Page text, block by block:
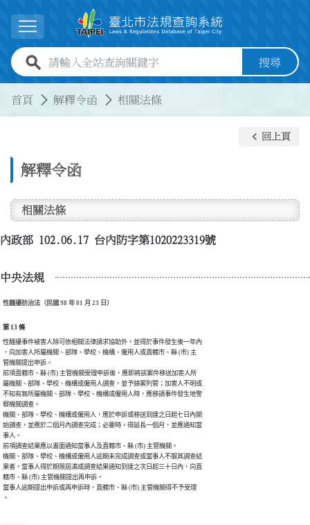
展開選單
全站查詢關鍵字欄位 搜尋
首頁 解釋令函 相關法條
解釋令函
keyboard_arrow_left 回上頁
相關法條
內政部 102.06.17 台內防字第1020223319號
中央法規
性騷擾防治法（民國 98 年 01 月 23 日）
第 13 條
性騷擾事件被害人除可依相關法律請求協助外，並得於事件發生後一年內
，向加害人所屬機關、部隊、學校、機構、僱用人或直轄市、縣 (市) 主
管機關提出申訴。
前項直轄市、縣 (市) 主管機關受理申訴後，應即將該案件移送加害人所
屬機關、部隊、學校、機構或僱用人調查，並予錄案列管；加害人不明或
不知有無所屬機關、部隊、學校、機構或僱用人時，應移請事件發生地警
察機關調查。
機關、部隊、學校、機構或僱用人，應於申訴或移送到達之日起七日內開
始調查，並應於二個月內調查完成；必要時，得延長一個月，並應通知當
事人。
前項調查結果應以書面通知當事人及直轄市、縣 (市) 主管機關。
機關、部隊、學校、機構或僱用人逾期未完成調查或當事人不服其調查結
果者，當事人得於期限屆滿或調查結果通知到達之次日起三十日內，向直
轄市、縣 (市) 主管機關提出再申訴。
當事人逾期提出申訴或再申訴時，直轄市、縣 (市) 主管機關得不予受理
。